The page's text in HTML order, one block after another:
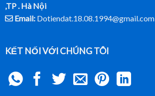
,TP . Hà Nội
Email:Dotiendat.18.08.1994@gmail.com
KẾT NỐI VỚI CHÚNG TÔI